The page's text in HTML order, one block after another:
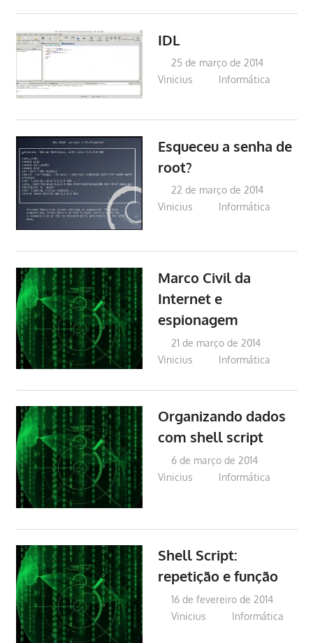
IDL
25 de março de 2014
Vinicius
Informática
Esqueceu a senha de
root?
22 de março de 2014
Vinicius
Informática
Marco Civil da
Internet e
espionagem
21 de março de 2014
Vinicius
Informática
Organizando dados
com shell script
6 de março de 2014
Vinicius
Informática
Shell Script:
repetição e função
16 de fevereiro de 2014
Vinicius
Informática